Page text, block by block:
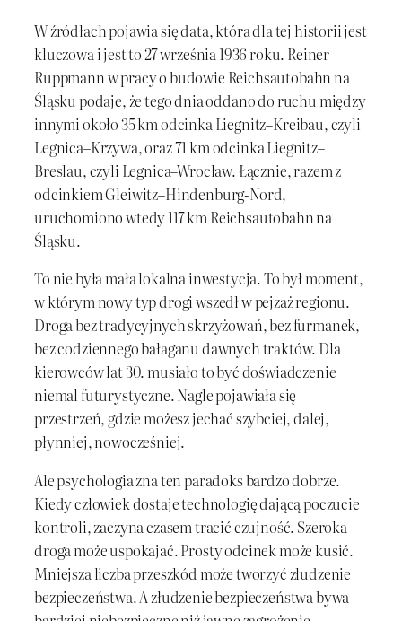
W źródłach pojawia się data, która dla tej historii jest
kluczowa i jest to 27 września 1936 roku. Reiner
Ruppmann w pracy o budowie Reichsautobahn na
Śląsku podaje, że tego dnia oddano do ruchu między
innymi około 35 km odcinka Liegnitz–Kreibau, czyli
Legnica–Krzywa, oraz 71 km odcinka Liegnitz–
Breslau, czyli Legnica–Wrocław. Łącznie, razem z
odcinkiem Gleiwitz–Hindenburg-Nord,
uruchomiono wtedy 117 km Reichsautobahn na
Śląsku.
To nie była mała lokalna inwestycja. To był moment,
w którym nowy typ drogi wszedł w pejzaż regionu.
Droga bez tradycyjnych skrzyżowań, bez furmanek,
bez codziennego bałaganu dawnych traktów. Dla
kierowców lat 30. musiało to być doświadczenie
niemal futurystyczne. Nagle pojawiała się
przestrzeń, gdzie możesz jechać szybciej, dalej,
płynniej, nowocześniej.
Ale psychologia zna ten paradoks bardzo dobrze.
Kiedy człowiek dostaje technologię dającą poczucie
kontroli, zaczyna czasem tracić czujność. Szeroka
droga może uspokajać. Prosty odcinek może kusić.
Mniejsza liczba przeszkód może tworzyć złudzenie
bezpieczeństwa. A złudzenie bezpieczeństwa bywa